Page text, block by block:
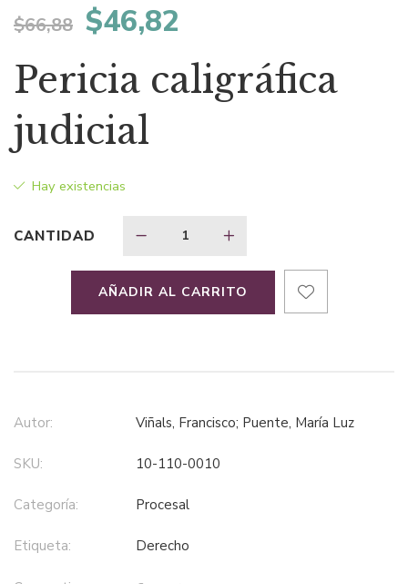
$66,88 El
precio
original
era:
$66,88.
$46,82
precio
actual
Pericia caligráfica
judicial
Hay existencias
CANTIDAD
AÑADIR AL CARRITO
Autor: Viñals, Francisco; Puente, María Luz
SKU: 10-110-0010
Categoría: procesal
Etiqueta: derecho